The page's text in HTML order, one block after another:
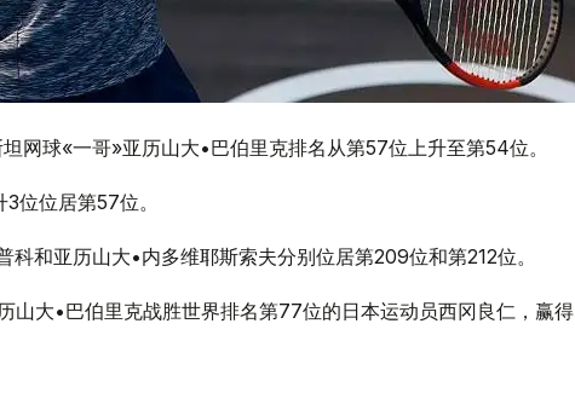
网球«一哥»亚历山大•巴伯里克排名从第57位上升至第54位。
位位居第57位。
科和亚历山大•内多维耶斯索夫分别位居第209位和第212位。
山大•巴伯里克战胜世界排名第77位的日本运动员西冈良仁，赢得